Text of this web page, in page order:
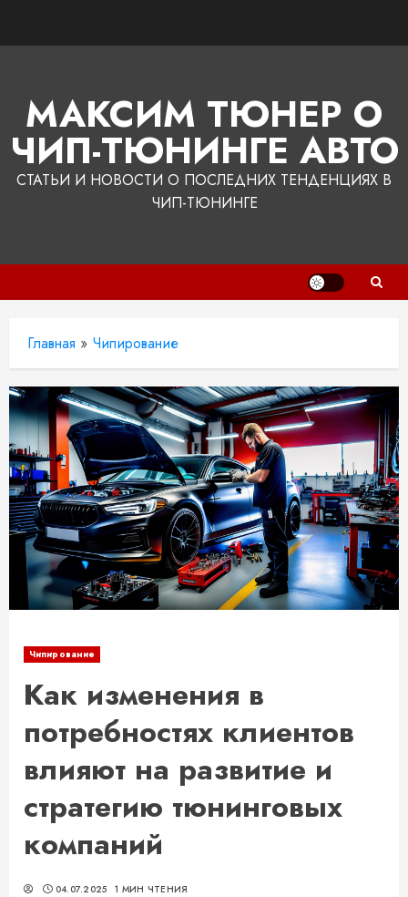
МАКСИМ ТЮНЕР О
ЧИП-ТЮНИНГЕ АВТО
СТАТЬИ И НОВОСТИ О ПОСЛЕДНИХ ТЕНДЕНЦИЯХ В
ЧИП-ТЮНИНГЕ
Главная » Чипирование
Чипирование
Как изменения в
потребностях клиентов
влияют на развитие и
стратегию тюнинговых
компаний
04.07.2025 1 МИН ЧТЕНИЯ